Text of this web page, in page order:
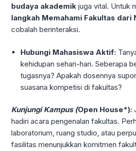
budaya akademik juga vital. Untuk
langkah Memahami Fakultas dari
cobalah berinteraksi.
Hubungi Mahasiswa Aktif:
kehidupan sehari-hari. Seberapa
tugasnya? Apakah dosennya
suasana kompetisi di fakultas?
Kunjungi Kampus (Open House*):
hadiri acara pengenalan fakultas.
laboratorium, ruang studio, atau
fasilitas menunjukkan komitmen